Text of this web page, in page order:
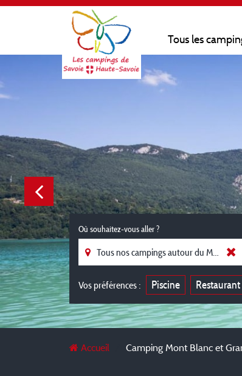
Tous les
Où souhaitez-vous aller ?
Vos préférences : Piscine Restaurant
Accueil Camping Mont Blanc et